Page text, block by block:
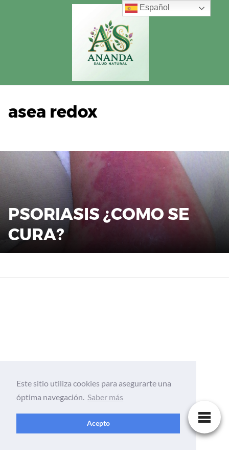
asea redox
PSORIASIS ¿COMO SE
CURA?
Español
Este sitio utiliza cookies para asegurarte una
óptima navegación. Saber más
Acepto